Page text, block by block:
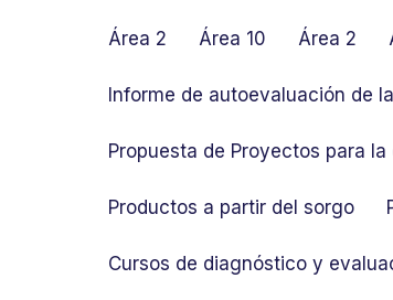
Área 2 Área 10 Área 2
Informe de autoevaluación de
Propuesta de Proyectos para
Productos a partir del sorgo
Cursos de diagnóstico y